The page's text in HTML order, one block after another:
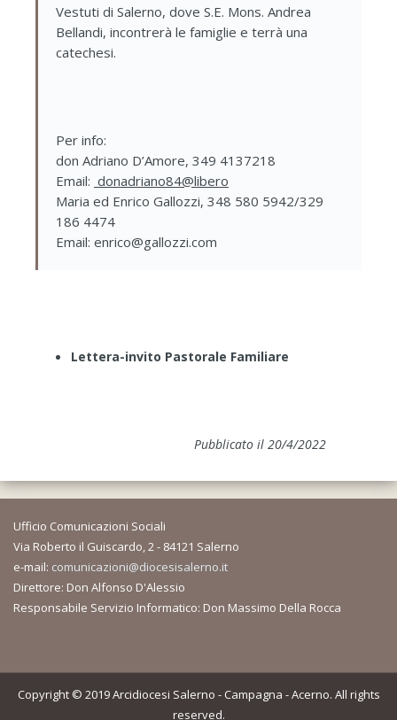
Vestuti di Salerno, dove S.E. Mons. Andrea
Bellandi, incontrerà le famiglie e terrà una
catechesi.
Per info:
don Adriano D’Amore, 349 4137218
Email: donadriano84@libero
Maria ed Enrico Gallozzi, 348 580 5942/329
186 4474
Email: enrico@gallozzi.com
Lettera-invito Pastorale Familiare
Pubblicato il 20/4/2022
Ufficio Comunicazioni Sociali
Via Roberto il Guiscardo, 2 - 84121 Salerno
e-mail: comunicazioni@diocesisalerno.it
Direttore: Don Alfonso D'Alessio
Responsabile Servizio Informatico: Don Massimo Della Rocca
Copyright © 2019 Arcidiocesi Salerno - Campagna - Acerno. All rights
reserved.